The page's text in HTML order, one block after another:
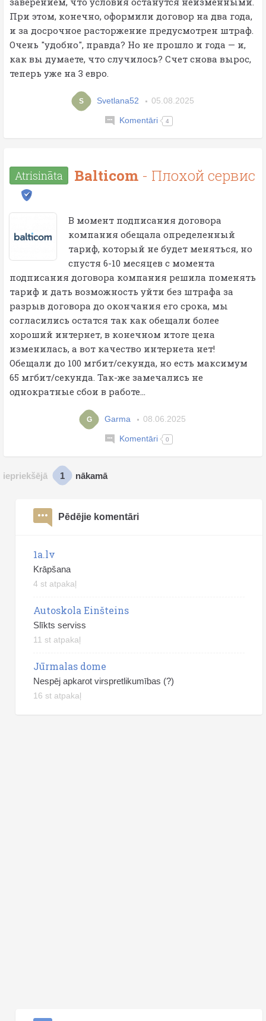
При этом, конечно, оформили договор на два года,
и за досрочное расторжение предусмотрен штраф.
Очень "удобно", правда? Но не прошло и года — и,
как вы думаете, что случилось? Счет снова вырос,
теперь уже на 3 евро.
S Svetlana52 05.08.2025
Komentāri 4
Atrisināta Balticom - Плохой сервис
В момент подписания договора
компания обещала определенный
тариф, который не будет меняться, но
спустя 6-10 месяцев с момента
подписания договора компания решила поменять
тариф и дать возможность уйти без штрафа за
разрыв договора до окончания его срока, мы
согласились остатся так как обещали более
хороший интернет, в конечном итоге цена
изменилась, а вот качество интернета нет!
Обещали до 100 мгбит/секунда, но есть максимум
65 мгбит/секунда. Так-же замечались не
однократные сбои в работе...
G Garma 08.06.2025
Komentāri 0
iepriekšējā 1 nākamā
Pēdējie komentāri
1a.lv
Krāpšana
4 st atpakaļ
Autoskola Einšteins
Slīkts serviss
11 st atpakaļ
Jūrmalas dome
Nespēj apkarot virspretlikumības (?)
16 st atpakaļ